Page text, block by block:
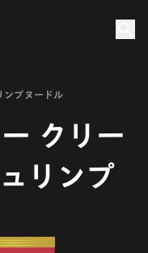
ンプヌードル
クリー
リンプ